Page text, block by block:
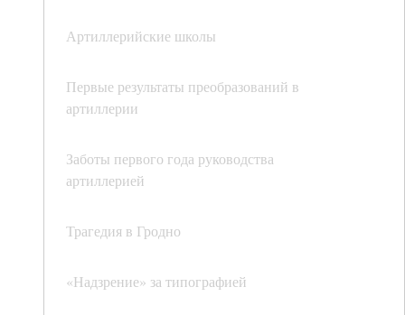
Артиллерийские школы
Первые результаты преобразований в
артиллерии
Заботы первого года руководства
артиллерией
Трагедия в Гродно
«Надзрение» за типографией